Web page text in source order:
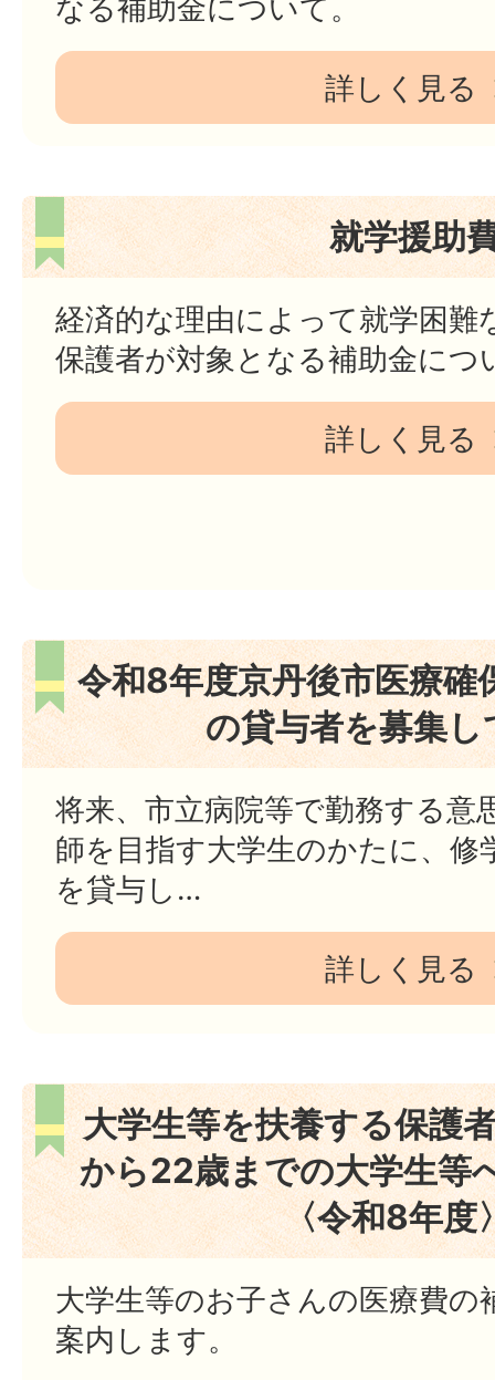
なる補助金について。
詳しく見る
就学援助
経済的な理由によって就学困難
保護者が対象となる補助金につ
詳しく見る
令和8年度京丹後市医療確
の貸与者を募集し
将来、市立病院等で勤務する意
師を目指す大学生のかたに、修
を貸与し…
詳しく見る
大学生等を扶養する保護
から22歳までの大学生等
〈令和8年度
大学生等のお子さんの医療費の
案内します。